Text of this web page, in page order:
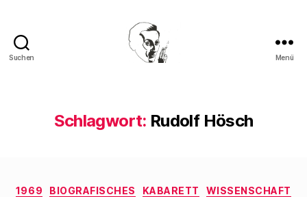
Suchen Menü
Schlagwort: Rudolf Hösch
Kategorien
1969 BIOGRAFISCHES KABARETT WISSENSCHAFT